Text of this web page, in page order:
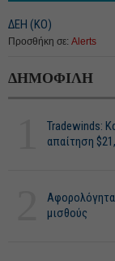
ΔΕΗ (ΚΟ)
Προσθήκη σε: Alerts
ΔΗΜΟΦΙΛΗ
Tradewinds:
απαίτηση
Αφορολόγητα
μισθούς